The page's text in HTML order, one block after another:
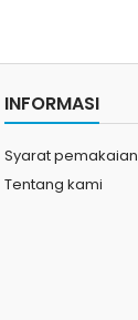
INFORMASI
Syarat pemakaian
Tentang kami